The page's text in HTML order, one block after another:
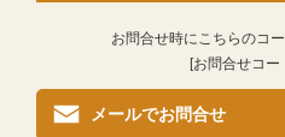
お問合せ時にこちらのコ
[お問合せコー
メールでお問合せ